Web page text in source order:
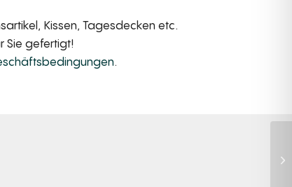
Kissen, Tagesdecken etc.
Sie gefertigt!
.